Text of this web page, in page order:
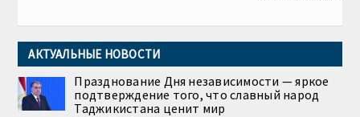
АКТУАЛЬНЫЕ НОВОСТИ
Празднование Дня независимости — яркое
подтверждение того, что славный народ
Таджикистана ценит мир